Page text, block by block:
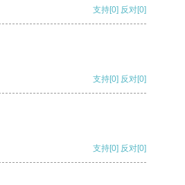
支持[0] 反对[0]
支持[0] 反对[0]
支持[0] 反对[0]